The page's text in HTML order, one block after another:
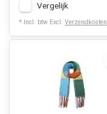
Vergelijk
* Incl. btw Excl. Verzendkosten